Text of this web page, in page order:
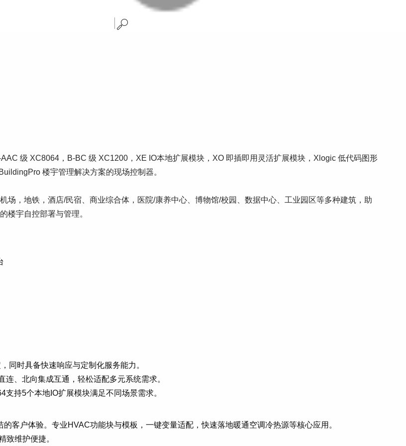
级 XC8064，B-BC 级 XC1200，XE IO本地扩展模块，XO 即插即用灵活扩展模块，Xlogic 低代码图形
楼宇管理解决方案的现场控制器。
，地铁，酒店/民宿、商业综合体，医院/康养中心、博物馆/校园、数据中心、工业园区等多种建筑，助
楼宇自控部署与管理。
同时具备快速响应与定制化服务能力。
、北向集成互通，轻松适配多元系统需求。
持5个本地IO扩展模块满足不同场景需求。
客户体验。专业HVAC功能块与模板，一键变量适配，快速落地暖通空调冷热源等核心应用。
致维护便捷。